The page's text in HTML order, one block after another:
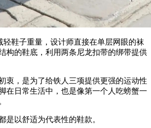
鞋子重量，设计师直接在单层网眼的袜
构的鞋底，利用两条尼龙扣带的绑带提供
，是为了给铁人三项提供更强的运动性
在日常生活中，也是像第一个人吃螃蟹一
以舒适为代表性的鞋款。